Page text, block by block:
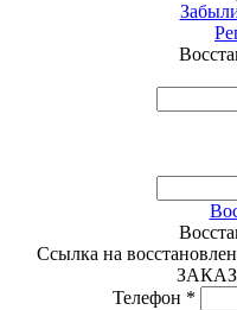
Ссылка на
Телефон *